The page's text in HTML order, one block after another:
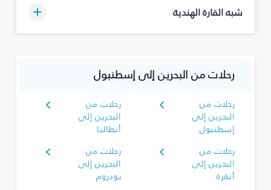
شبه القارة الهندية
رحلات من البحرين إلى إسطنبول
رحلات من
البحرين إلى
إسطنبول
رحلات من
البحرين إلى
أنطاليا
رحلات من
البحرين إلى
أنقرة
رحلات من
البحرين إلى
بودروم